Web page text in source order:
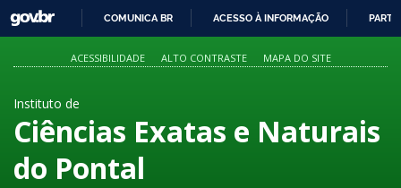
PARA
O
GOVBR
COMUNICA BR ACESSO À INFORMAÇÃO
ACESSIBILIDADE ALTO CONTRASTE MAPA DO SITE
Instituto de
Ciências Exatas e Naturais
do Pontal